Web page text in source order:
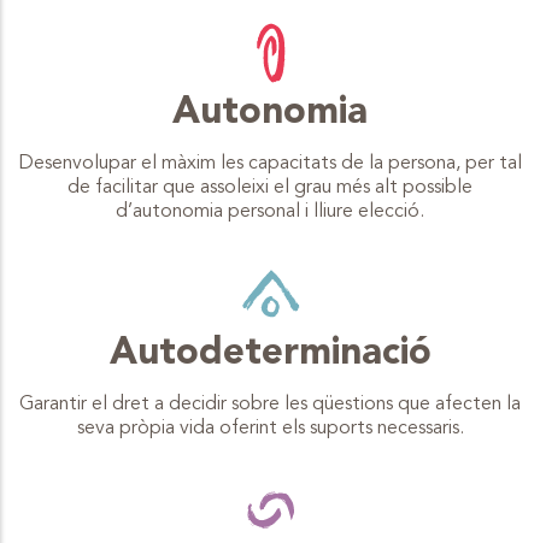
Autonomia
Desenvolupar el màxim les capacitats de la persona, per tal
de facilitar que assoleixi el grau més alt possible
d’autonomia personal i lliure elecció.
Autodeterminació
Garantir el dret a decidir sobre les qüestions que afecten la
seva pròpia vida oferint els suports necessaris.